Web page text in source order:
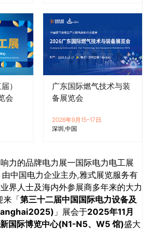
）
会
广东国际燃气技术与装
备展览会
2026年9月15–17日
深圳 中国
力的品牌电力展一国际电力电工展
中国电力企业主办,雅式展览服务有
界人士及海内外参展商多年来的大力
「 第三十二届中国国际电力设备及
」展会于2025年11月
国际博览中心(N1-N5、W5 馆)盛大